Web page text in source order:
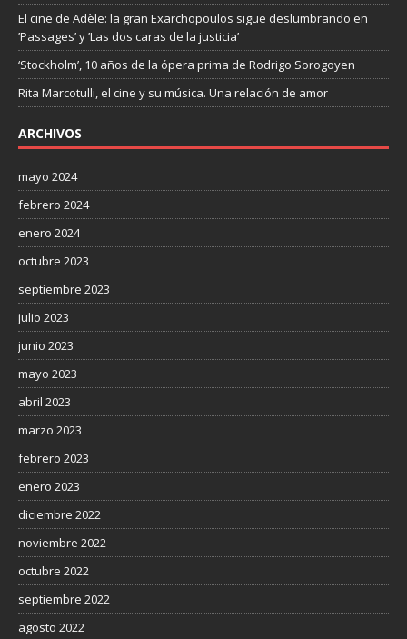
El cine de Adèle: la gran Exarchopoulos sigue deslumbrando en
’Passages’ y ’Las dos caras de la justicia’
‘Stockholm’, 10 años de la ópera prima de Rodrigo Sorogoyen
Rita Marcotulli, el cine y su música. Una relación de amor
ARCHIVOS
mayo 2024
febrero 2024
enero 2024
octubre 2023
septiembre 2023
julio 2023
junio 2023
mayo 2023
abril 2023
marzo 2023
febrero 2023
enero 2023
diciembre 2022
noviembre 2022
octubre 2022
septiembre 2022
agosto 2022